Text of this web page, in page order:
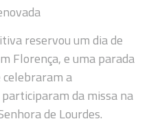
reservou um dia de
Florença, e uma parada
a
da missa na
de Lourdes.